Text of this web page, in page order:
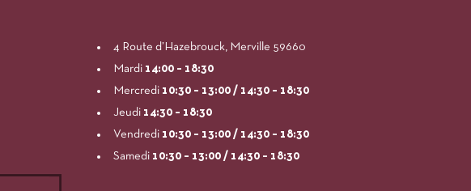
4 Route d’Hazebrouck, Merville 59660
Mardi 14:00– 18:30
Mercredi 10:30 – 13:00 / 14:30 – 18:30
Jeudi 14:30 – 18:30
Vendredi10:30 – 13:00 / 14:30 – 18:30
Samedi 10:30 – 13:00 / 14:30 – 18:30